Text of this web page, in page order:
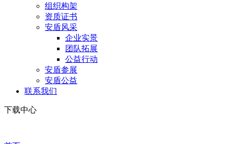
组织构架
资质证书
安盾风采
企业实景
团队拓展
公益行动
安盾参展
安盾公益
联系我们
下载中心